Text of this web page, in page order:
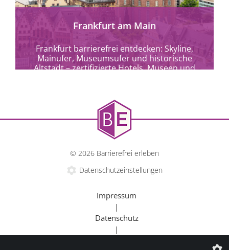
Frankfurt am Main
Frankfurt barrierefrei entdecken: Skyline,
Mainufer, Museumsufer und historische
Altstadt – zertifizierte Hotels, Museen und
© 2026 Barrierefrei erleben
Datenschutzeinstellungen
Impressum
|
Datenschutz
|